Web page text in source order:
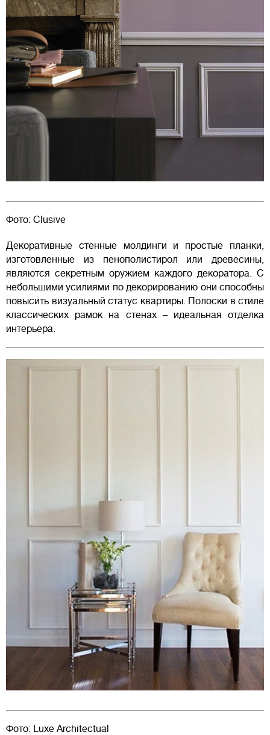
Фото: Clusive
Декоративные стенные молдинги и простые планки,
изготовленные из пенополистирол или древесины,
являются секретным оружием каждого декоратора. С
небольшими усилиями по декорированию они способны
повысить визуальный статус квартиры. Полоски в стиле
классических рамок на стенах – идеальная отделка
интерьера.
Фото: Luxe Architectual